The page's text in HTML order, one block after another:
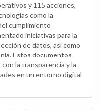
y 115 acciones,
como la
cumplimiento
iniciativas para la
de datos, así como
Estos documentos
la transparencia y la
en un entorno digital